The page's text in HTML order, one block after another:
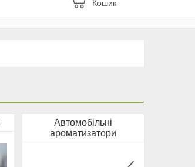
Кошик
Автомобільні
ароматизатори